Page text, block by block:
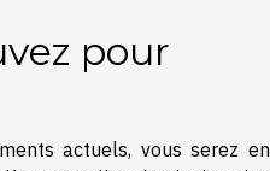
pour
actuels, vous serez en